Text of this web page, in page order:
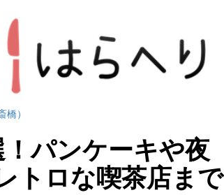
）
パンケーキや夜
トロな喫茶店まで